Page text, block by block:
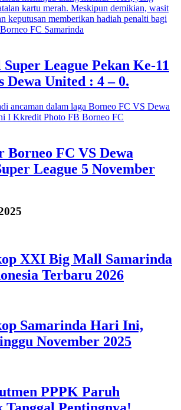
League Pekan Ke-11
Dewa United : 4 – 0.
Borneo FC VS Dewa
League 5 November
XXI Big Mall Samarinda
Terbaru 2026
Samarinda Hari Ini,
November 2025
PPPK Paruh